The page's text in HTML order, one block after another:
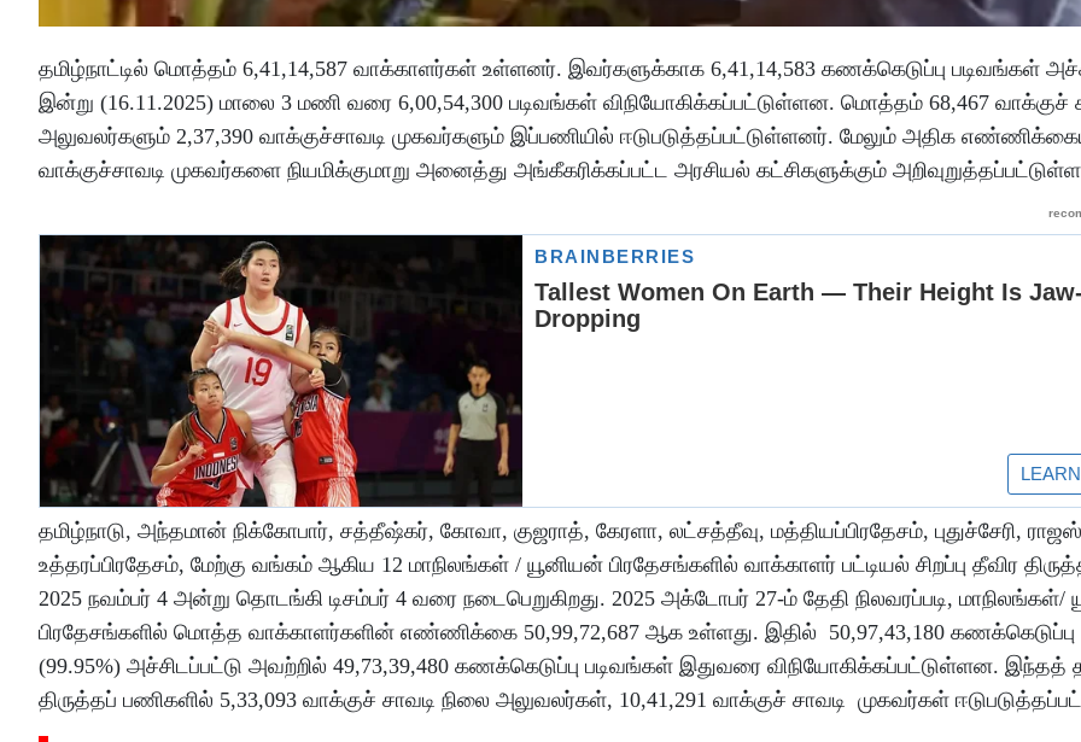
தமிழ்நாட்டில் மொத்தம் 6,41,14,587 வாக்காளர்கள் உள்ளனர். இவர்களுக்காக 6,41,14,583 கணக்கெடுப்பு படிவங்கள்
இன்று (16.11.2025) மாலை 3 மணி வரை 6,00,54,300 படிவங்கள் விநியோகிக்கப்பட்டுள்ளன. மொத்தம் 68,467 வாக்குச்
அலுவலர்களும் 2,37,390 வாக்குச்சாவடி முகவர்களும் இப்பணியில் ஈடுபடுத்தப்பட்டுள்ளனர். மேலும் அதிக
வாக்குச்சாவடி முகவர்களை நியமிக்குமாறு அனைத்து அங்கீகரிக்கப்பட்ட அரசியல் கட்சிகளுக்கும்
தமிழ்நாடு, அந்தமான் நிக்கோபார், சத்தீஷ்கர், கோவா, குஜராத், கேரளா, லட்சத்தீவு, மத்தியப்பிரதேசம், புதுச்சேரி,
உத்தரப்பிரதேசம், மேற்கு வங்கம் ஆகிய 12 மாநிலங்கள் / யூனியன் பிரதேசங்களில் வாக்காளர் பட்டியல் சிறப்பு தீவிர
2025 நவம்பர் 4 அன்று தொடங்கி டிசம்பர் 4 வரை நடைபெறுகிறது. 2025 அக்டோபர் 27-ம் தேதி நிலவரப்படி, மாநிலங்கள்/
பிரதேசங்களில் மொத்த வாக்காளர்களின் எண்ணிக்கை 50,99,72,687 ஆக உள்ளது. இதில் 50,97,43,180 கணக்கெடுப்பு
(99.95%) அச்சிடப்பட்டு அவற்றில் 49,73,39,480 கணக்கெடுப்பு படிவங்கள் இதுவரை விநியோகிக்கப்பட்டுள்ளன. இந்தத்
திருத்தப் பணிகளில் 5,33,093 வாக்குச் சாவடி நிலை அலுவலர்கள், 10,41,291 வாக்குச் சாவடி முகவர்கள்